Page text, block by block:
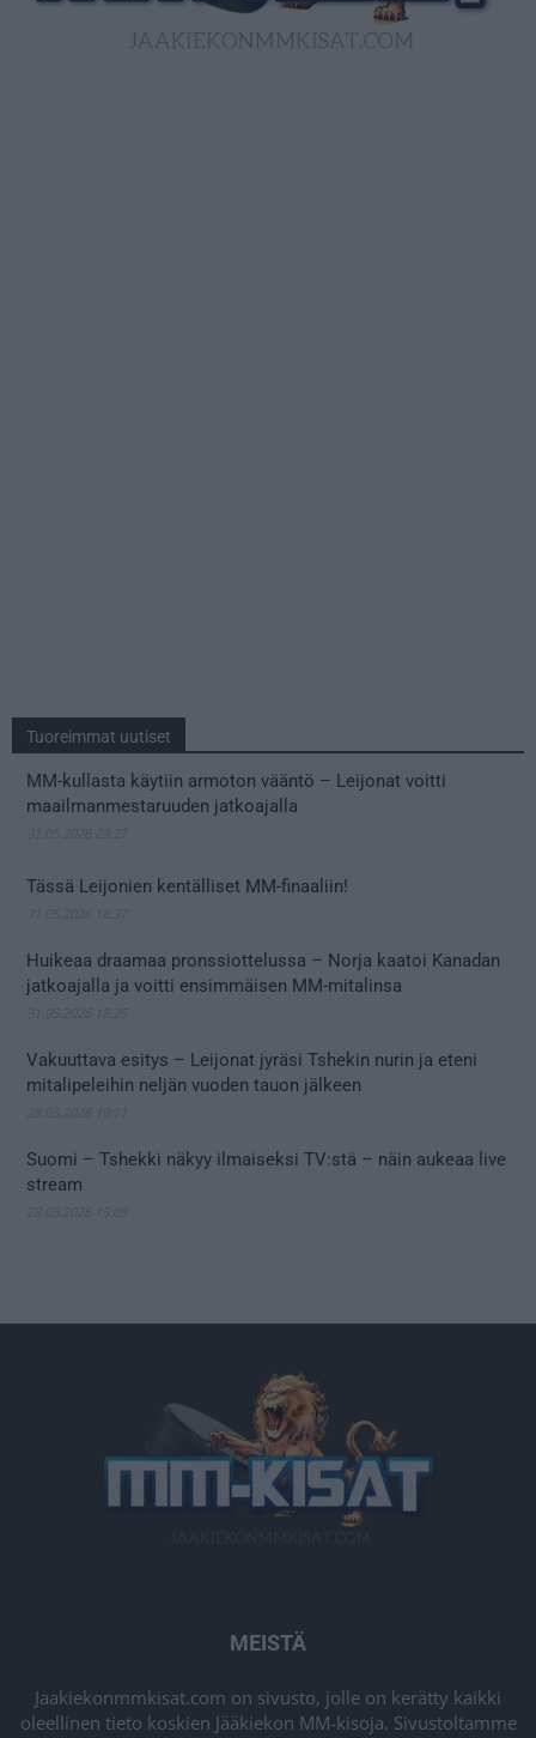
Tuoreimmat uutiset
MM-kullasta käytiin armoton vääntö – Leijonat voitti
maailmanmestaruuden jatkoajalla
Tässä Leijonien kentälliset MM-finaaliin!
Huikeaa draamaa pronssiottelussa – Norja kaatoi Kanadan
jatkoajalla ja voitti ensimmäisen MM-mitalinsa
Vakuuttava esitys – Leijonat jyräsi Tshekin nurin ja eteni
mitalipeleihin neljän vuoden tauon jälkeen
Suomi – Tshekki näkyy ilmaiseksi TV:stä – näin aukeaa live
stream
MEISTÄ
Jaakiekonmmkisat.com on sivusto, jolle on kerätty kaikki
oleellinen tieto koskien Jääkiekon MM-kisoja. Sivustoltamme